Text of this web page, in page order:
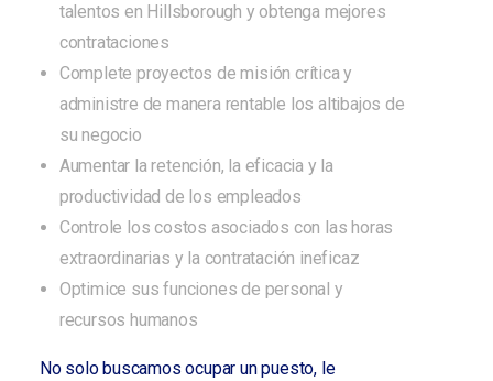
talentos en Hillsborough y obtenga mejores
contrataciones
Complete proyectos de misión crítica y
administre de manera rentable los altibajos de
su negocio
Aumentar la retención, la eficacia y la
productividad de los empleados
Controle los costos asociados con las horas
extraordinarias y la contratación ineficaz
Optimice sus funciones de personal y
recursos humanos
No solo buscamos ocupar un puesto, le